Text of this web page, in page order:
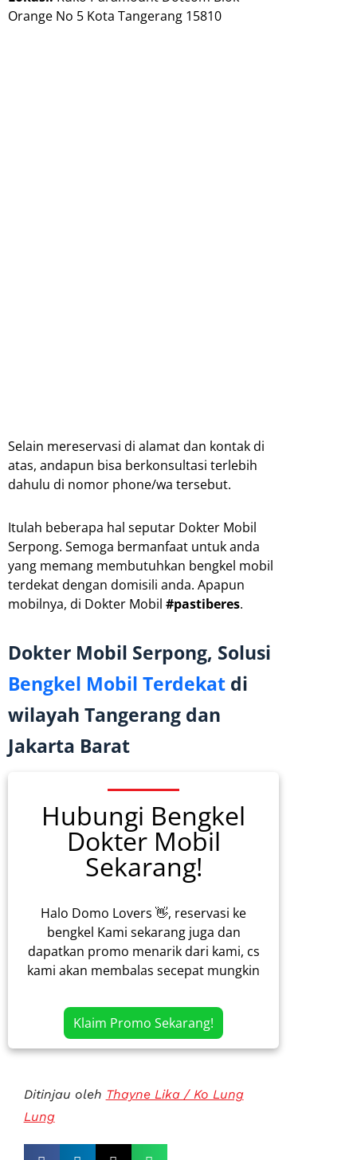
Orange No 5 Kota Tangerang 15810
Selain mereservasi di alamat dan kontak di
atas, andapun bisa berkonsultasi terlebih
dahulu di nomor phone/wa tersebut.
Itulah beberapa hal seputar Dokter Mobil
Serpong. Semoga bermanfaat untuk anda
yang memang membutuhkan bengkel mobil
terdekat dengan domisili anda. Apapun
mobilnya, di Dokter Mobil #pastiberes.
Dokter Mobil Serpong, Solusi
Bengkel Mobil Terdekat di
wilayah Tangerang dan
Jakarta Barat
Hubungi Bengkel
Dokter Mobil
Sekarang!
Halo Domo Lovers 👋, reservasi ke
bengkel Kami sekarang juga dan
dapatkan promo menarik dari kami, cs
kami akan membalas secepat mungkin
Klaim Promo Sekarang!
Ditinjau oleh Thayne Lika / Ko Lung
Lung